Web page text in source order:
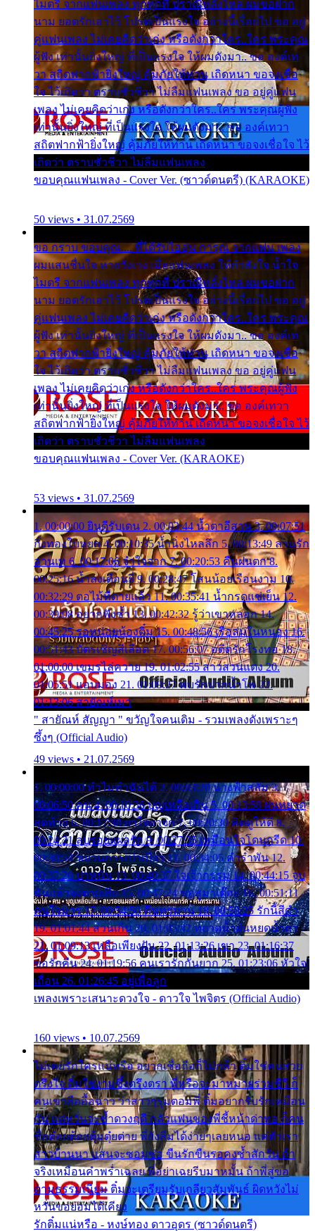
ไมตรี จากแฟนเพลง ทุกทุกที่ ปราณีหลั่งไหล ผมขอฝาก
นาม ยอดรักเอาไว้ โปรดเป็นแรงใจ อย่างนี้เรื่อยไป ขอ อยู่
คู่แฟนเพลง ไม่เคยคิดว่าเก่ง หรือดังกว่าใคร..ใคร พระคุณ
ผู้ฟัง เท่านั้นยิ่งใหญ่ ที่เป็นแรงใจ ให้ผมดังมา.. ขอ องค์เท
วา สถิตฟากฟ้ายิ่งใหญ่ คุ้มภัยให้ท่าน เถิดหนา ขอจงเชื่อ
ใจ ไว้เถิดว่า ตราบชั่วชีวา ไม่ลืมแฟนเพลง ขอ อยู่คู่แฟน
เพลง ไม่เคยคิดว่าเก่ง หรือดังกว่าใคร..ใคร พระคุณผู้ฟัง
เท่านั้นยิ่งใหญ่ ที่เป็นแรงใจ ให้ผมดังมา.. ขอ องค์เทวา
สถิตฟากฟ้ายิ่งใหญ่ คุ้มภัยให้ท่าน เถิดหนา ขอจงเชื่อใจ ไว้
เถิดว่า ตราบชั่วชีวา ไม่ลืมแฟนเพลง
ขอบคุณแฟนเพลง - Cover Ver. (ซาวด์ดนตรี) (KARAOKE)
50 views • 31.07.2569
ขอ กราบ ขอบคุณ.... ที่ได้รับไออุ่น การุณ จากแฟน เพลง
ผมแสนชื่นใจ หายวังเวง เมื่อแฟนเพลง ให้กำลังใจ น้ำใจ
ไมตรี จากแฟนเพลง ทุกทุกที่ ปราณีหลั่งไหล ผมขอฝาก
นาม ยอดรักเอาไว้ โปรดเป็นแรงใจ อย่างนี้เรื่อยไป ขอ อยู่
คู่แฟนเพลง ไม่เคยคิดว่าเก่ง หรือดังกว่าใคร..ใคร พระคุณ
ผู้ฟัง เท่านั้นยิ่งใหญ่ ที่เป็นแรงใจ ให้ผมดังมา.. ขอ องค์เท
วา สถิตฟากฟ้ายิ่งใหญ่ คุ้มภัยให้ท่าน เถิดหนา ขอจงเชื่อ
ใจ ไว้เถิดว่า ตราบชั่วชีวา ไม่ลืมแฟนเพลง ขอ อยู่คู่แฟน
เพลง ไม่เคยคิดว่าเก่ง หรือดังกว่าใคร..ใคร พระคุณผู้ฟัง
เท่านั้นยิ่งใหญ่ ที่เป็นแรงใจ ให้ผมดังมา.. ขอ องค์เทวา
สถิตฟากฟ้ายิ่งใหญ่ คุ้มภัยให้ท่าน เถิดหนา ขอจงเชื่อใจ ไว้
เถิดว่า ตราบชั่วชีวา ไม่ลืมแฟนเพลง
ขอบคุณแฟนเพลง - Cover Ver. (KARAOKE)
53 views • 31.07.2569
1. 00:00:00 ยินดีรับเดน 2. 00:03:44 น้ำตาอีสาน 3. 00:07:51
กิ่งทองใบหยก 4. 00:10:35 น้ำนิ่งไหลลึก 5. 00:13:49 ลานรัก
ลานเท 6. 00:17:06 จำใจจาก 7. 00:20:53 คืนฝนตก 8.
00:25:16 น้ำลงเดือนยี่ 9. 00:28:47 โสนน้อยเรือนงาม 10.
00:32:29 ตอไม้ที่ตายแล้ว 11. 00:35:41 น้ำกรดแช่เย็น 12.
00:39:08 อยากฟังซ้ำ 13. 00:42:32 รู้ว่าเขาหลอก 14.
00:45:25 รอหน่อยน้องติ๋ม 15. 00:48:56 เรือล่มในหนอง 16.
00:51:43 บัตรเชิญสีเลือด 17. 00:56:07 อดีตรักโรงทอ 18.
01:00:00 เขมรไล่ควาย 19. 01:02:55 สาวสวนแตง 20.
01:05:51 แอบมอง 21. 01:09:27 พบรักปากน้ำโพ 22.
01:13:06 สายัณห์เมา
" สายัณห์ สัญญา " ขวัญใจคนเดิม - รวมเพลงดังเพราะๆ
ซึ้งๆ (Official Audio)
49 views • 21.07.2569
1. 00:00:00 ทำไมทำฉันได้ 2. 00:03:20 นางฟ้าสลัม 3.
00:06:50 คน 4. 00:10:36 บุญเหลือเกิน 5. 00:13:58 ฝนหยาด
สุดท้าย 6. 00:17:30 ยาใจยาจก 7. 00:20:30 คิดดูให้ดี 8.
00:24:21 ลบรอยแผลรัก 9. 00:27:35 เหมือนใจโดนกรีด 10.
00:30:54 ขบวนการเปาเปียว 11. 00:34:05 คำรำพัน 12.
00:37:20 ปาหนัน 13. 00:40:37 ใจเจ้ากรรม 14. 00:44:15 จูบ
ฉันแล้วจงตายเสีย 15. 00:47:24 ขอสูมาเต๊อะ 16. 00:51:11
คนใจมาร 17. 00:54:50 คืนทรมาน 18. 00:58:25 รักนี้สีดำ
19. 01:01:44 ส่วนเกิน 20. 01:05:42 หยาดน้ำฝนหยดน้ำตา
21. 01:09:13 เหลือเพียงฝัน 22. 01:13:26 เขา 23. 01:16:37
ขอรักคืน 24. 01:19:56 คนเรารักกันยาก 25. 01:23:06 หัวใจ
เถื่อน 26. 01:26:45 อยู่เพื่อลูก
เพลงเพราะเสนาะดวงใจ - ดาวใจ ไพจิตร (Official Audio)
160 views • 10.07.2569
ไม่เคยรักใครแน่หรือ อยากเชื่อถือก็ไม่กล้า ติ๋มใช่คนสวย
ตรึงใจ ติ๋มใช่งามซึ้งตรึงตรา พี่หรือจะมาหมายร่วมชีวี ก็
คนเขาลืออื้อฉาว ว่าสาวๆรุมตอมพี่ ติ๋มอยากรับรักเหมือน
กัน แต่หวั่นจะช้ำดวงฤดี กลัวแฟนของพี่ชี้หน้าด่าทอ ก็คน
ชื่อต๋อยต้อยตุ้มตุ๋ยต่าย พี่ยังลืมได้ง่ายๆเลยหนอ แค่ตัวเรา
สาวบ้านนา แสนจะซอมซ่อ ขืนรักขืนรอคงช้ำสักวัน ถ้า
จริงเหมือนคำพร่ำเฉลย พี่อย่าเฉยรีบมาหมั้น ถ้าพี่สู่ขอ
ตามธรรมเนียม ติ๋มจะเตรียมรับเกลียวสัมพันธ์ ผิดหวังไม่
หวั่นขอยอมได้เคียง
รักติ๋มแน่หรือ - หงษ์ทอง ดาวอุดร (ซาวด์ดนตรี)